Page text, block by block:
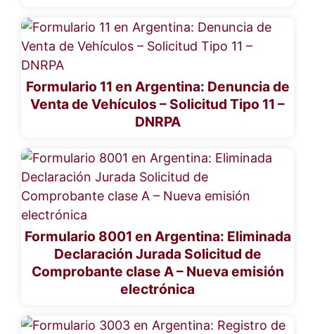
Formulario 11 en Argentina: Denuncia de
Venta de Vehículos – Solicitud Tipo 11 –
DNRPA
Formulario 8001 en Argentina: Eliminada
Declaración Jurada Solicitud de
Comprobante clase A – Nueva emisión
electrónica